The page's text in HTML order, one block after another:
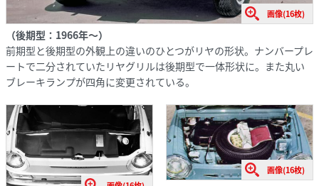
画像(16枚)
（後期型：1966年〜）
前期型と後期型の外観上の違いのひとつがリヤの形状。ナンバープレ
ートで二分されていたリヤグリルは後期型で一体形状に。また丸い
ブレーキランプが四角に変更されている。
画像(16枚)